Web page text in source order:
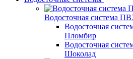
Водосточная система
Водосточная
Пломбир
Водосточная
Шоколад